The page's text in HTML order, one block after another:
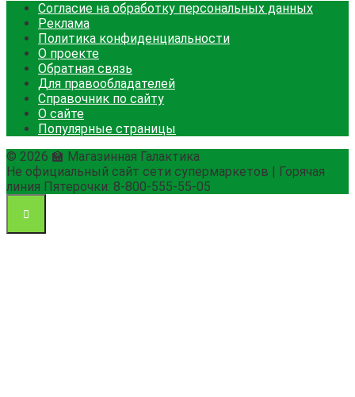
Согласие на обработку персональных данных
Реклама
Политика конфиденциальности
О проекте
Обратная связь
Для правообладателей
Справочник по сайту
О сайте
Популярные страницы
© 2026 🏫 Магазинная Галактика
Не официальный сайт сети супермаркетов | Горячая
линия Пятерочки: 8-800-555-55-05